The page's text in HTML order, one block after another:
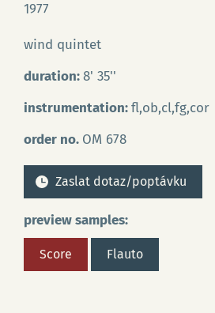
1977
wind quintet
duration:8' 35''
instrumentation:fl,ob,cl,fg,cor
order no. OM 678
Zaslat dotaz/poptávku
preview samples:
Score Flauto